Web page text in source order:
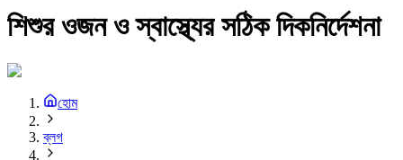
শিশুর ওজন ও স্বাস্থ্যের সঠিক দিকনির্দেশনা
হোম
ব্লগ